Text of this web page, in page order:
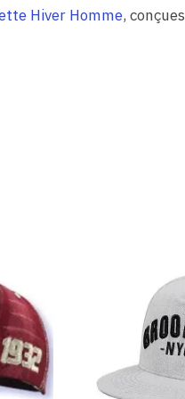
Hiver Homme, conçues